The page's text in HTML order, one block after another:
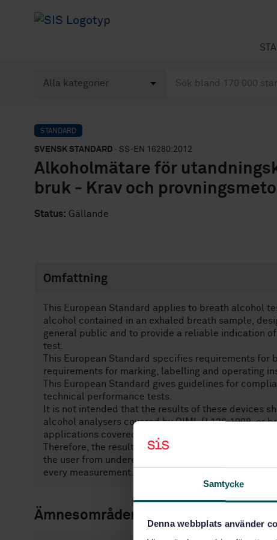
Samtycke
Denna webbplats använder
STANDARD
SVENSK STANDARD · SS-EN 16280:2012
Alkoholmätare för
bruk - Krav och
Status: Gällande
Omfattning
This European Standard applies to breath alcohol
alcohol contained in an exhaled breath sample,
general public and to provide a reliable indication
test.
This European Standard specifies requirements
requirements for marking, labelling and operating
This European Standard gives guidelines for
technical performance tests.
It is not intended that the results of these devices
alcohol analysers covered by OIML R 126:1998, or
applications covered by EN 15964 or similar national
Therefore, the results of measurements need to
the user from underestimating his alcohol
every measurement.
Ämnesområden